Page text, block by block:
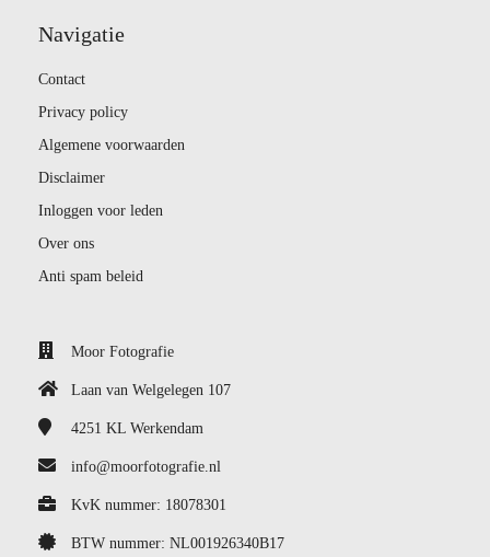
Navigatie
Contact
Privacy policy
Algemene voorwaarden
Disclaimer
Inloggen voor leden
Over ons
Anti spam beleid
Moor Fotografie
Laan van Welgelegen 107
4251 KL Werkendam
info@moorfotografie.nl
KvK nummer: 18078301
BTW nummer: NL001926340B17